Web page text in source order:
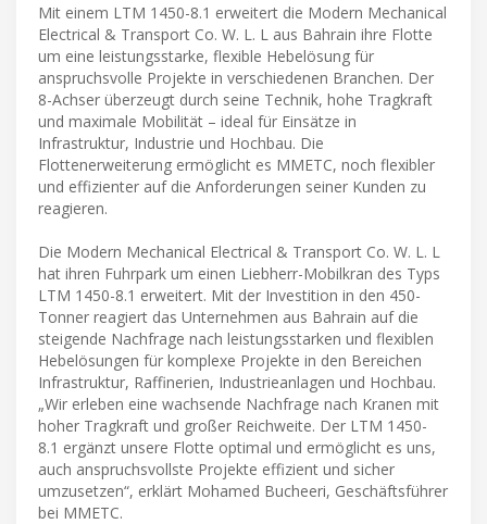
Mit einem LTM 1450-8.1 erweitert die Modern Mechanical
Electrical & Transport Co. W. L. L aus Bahrain ihre Flotte
um eine leistungsstarke, flexible Hebelösung für
anspruchsvolle Projekte in verschiedenen Branchen. Der
8-Achser überzeugt durch seine Technik, hohe Tragkraft
und maximale Mobilität – ideal für Einsätze in
Infrastruktur, Industrie und Hochbau. Die
Flottenerweiterung ermöglicht es MMETC, noch flexibler
und effizienter auf die Anforderungen seiner Kunden zu
reagieren.
Die Modern Mechanical Electrical & Transport Co. W. L. L
hat ihren Fuhrpark um einen Liebherr-Mobilkran des Typs
LTM 1450-8.1 erweitert. Mit der Investition in den 450-
Tonner reagiert das Unternehmen aus Bahrain auf die
steigende Nachfrage nach leistungsstarken und flexiblen
Hebelösungen für komplexe Projekte in den Bereichen
Infrastruktur, Raffinerien, Industrieanlagen und Hochbau.
„Wir erleben eine wachsende Nachfrage nach Kranen mit
hoher Tragkraft und großer Reichweite. Der LTM 1450-
8.1 ergänzt unsere Flotte optimal und ermöglicht es uns,
auch anspruchsvollste Projekte effizient und sicher
umzusetzen“, erklärt Mohamed Bucheeri, Geschäftsführer
bei MMETC.